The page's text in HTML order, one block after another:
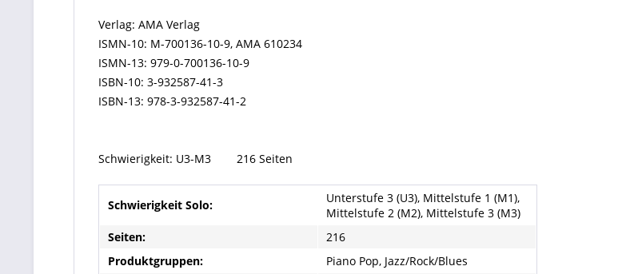
Verlag: AMA Verlag
ISMN-10: M-700136-10-9, AMA 610234
ISMN-13: 979-0-700136-10-9
ISBN-10: 3-932587-41-3
ISBN-13: 978-3-932587-41-2
Schwierigkeit: U3-M3 216 Seiten
Schwierigkeit Solo:
Unterstufe 3 (U3), Mittelstufe 1 (M1),
Mittelstufe 2 (M2), Mittelstufe 3 (M3)
Seiten:
216
Produktgruppen:
Piano Pop, Jazz/Rock/Blues